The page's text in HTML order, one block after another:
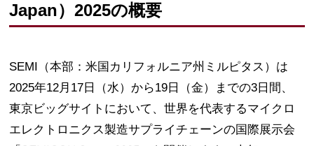
Japan）2025の概要
SEMI（本部：米国カリフォルニア州ミルピタス）は
2025年12月17日（水）から19日（金）までの3日間、
東京ビッグサイトにおいて、世界を代表するマイクロ
エレクトロニクス製造サプライチェーンの国際展示会